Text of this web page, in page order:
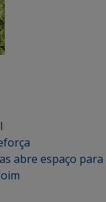
abre espaço para